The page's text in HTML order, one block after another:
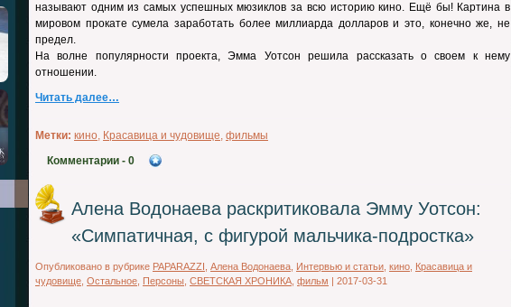
называют одним из самых успешных мюзиклов за всю историю кино. Ещё бы! Картина в
мировом прокате сумела заработать более миллиарда долларов и это, конечно же, не
предел.
На волне популярности проекта, Эмма Уотсон решила рассказать о своем к нему
отношении.
Читать далее…
Метки: кино, Красавица и чудовище, фильмы
Комментарии - 0
Алена Водонаева раскритиковала Эмму Уотсон:
«Симпатичная, с фигурой мальчика-подростка»
Опубликовано в рубрике PAPARAZZI Алена Водонаева Интервью и статьи кино Красавица и
чудовище Остальное Персоны СВЕТСКАЯ ХРОНИКА фильм | 2017-03-31